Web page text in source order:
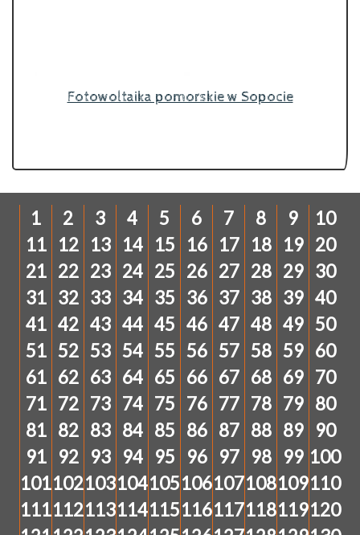
Fotowoltaika pomorskie w Sopocie
1 2 3 4 5 6 7 8 9
10
11
12 13 14 15 16 17 18 19 20
21 22 23 24 25 26 27 28 29 30
31 32 33 34 35 36 37 38 39 40
41 42 43 44 45 46 47 48 49 50
51 52 53 54 55 56 57 58 59 60
61 62 63 64 65 66 67 68 69 70
71 72 73 74 75 76 77 78 79 80
81 82 83 84 85 86 87 88 89
90
91
92 93 94 95 96 97 98 99 100
101102103104105106107108109110
111112113114115116117118119120